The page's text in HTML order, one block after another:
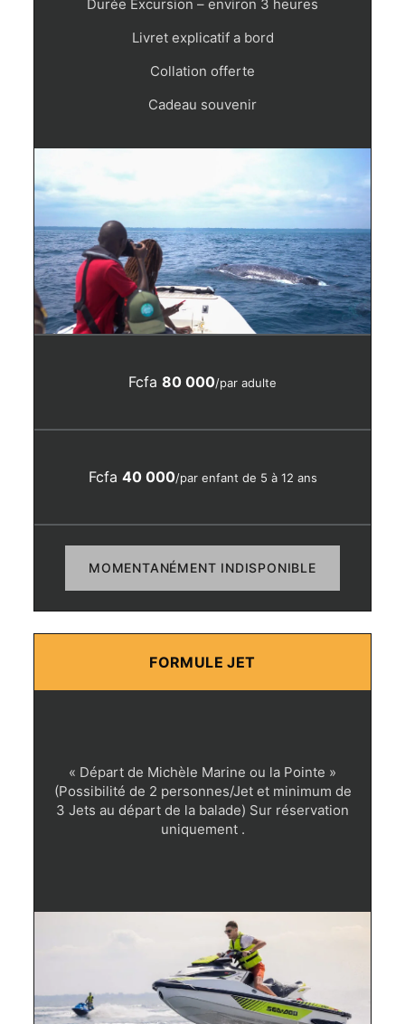
Durée Excursion – environ 3 heures
Livret explicatif a bord
Collation offerte
Cadeau souvenir
Fcfa 80 000/par adulte
Fcfa 40 000/par enfant de 5 à 12 ans
MOMENTANÉMENT INDISPONIBLE
FORMULE JET
« Départ de Michèle Marine ou la Pointe »
(Possibilité de 2 personnes/Jet et minimum de
3 Jets au départ de la balade) Sur réservation
uniquement .